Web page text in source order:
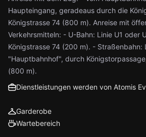
Haupteingang, geradeaus durch die
Königstrasse 74 (800 m). Anreise mit
Verkehrsmitteln: - U-Bahn: Linie U1 oder
Königstrasse 74 (200 m). - Straßenbahn:
"Hauptbahnhof", durch
(800 m).
Dienstleistungen werden von Atomis
Garderobe
Wartebereich